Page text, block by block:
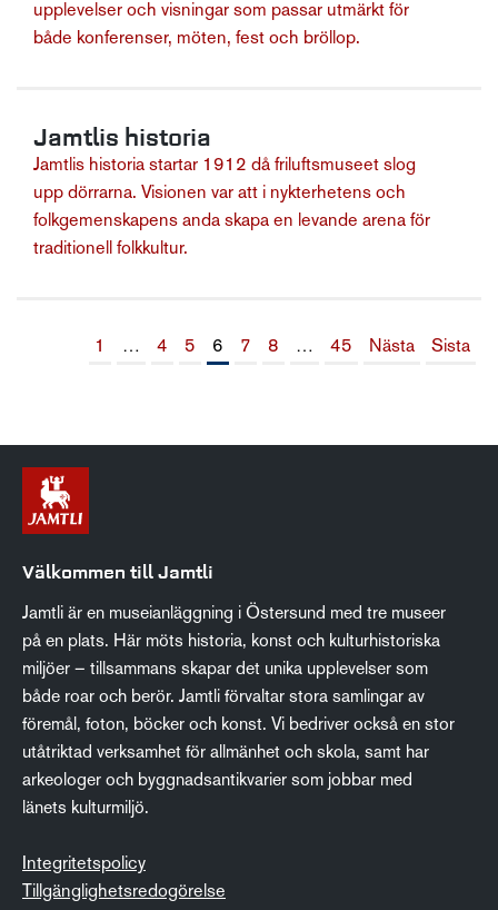
upplevelser och visningar som passar utmärkt för
både konferenser, möten, fest och bröllop.
Jamtlis historia
Jamtlis historia startar 1912 då friluftsmuseet slog
upp dörrarna. Visionen var att i nykterhetens och
folkgemenskapens anda skapa en levande arena för
traditionell folkkultur.
1 … 4 5 6 7 8 … 45 Nästa Sista
Välkommen till Jamtli
Jamtli är en museianläggning i Östersund med tre museer
på en plats. Här möts historia, konst och kulturhistoriska
miljöer – tillsammans skapar det unika upplevelser som
både roar och berör. Jamtli förvaltar stora samlingar av
föremål, foton, böcker och konst. Vi bedriver också en stor
utåtriktad verksamhet för allmänhet och skola, samt har
arkeologer och byggnadsantikvarier som jobbar med
länets kulturmiljö.
Integritetspolicy
Tillgänglighetsredogörelse